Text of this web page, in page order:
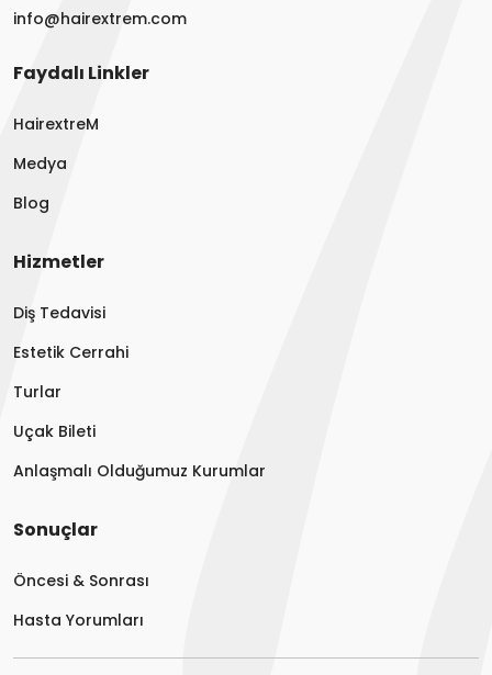
Faydalı Linkler
HairextreM
Medya
Blog
Hizmetler
Diş Tedavisi
Estetik Cerrahi
Turlar
Uçak Bileti
Anlaşmalı Olduğumuz Kurumlar
Sonuçlar
Öncesi & Sonrası
Hasta Yorumları
info@hairextrem.com